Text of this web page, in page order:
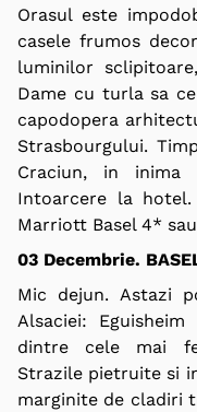
Orasul este
casele frumos
luminilor
Dame cu turla sa
capodopera
Strasbourgului.
Craciun, in inima
Intoarcere la
Marriott Basel 4*
03 Decembrie.
Mic dejun. Astazi
Alsaciei:
dintre cele mai
Strazile pietruite si
marginite de cladiri